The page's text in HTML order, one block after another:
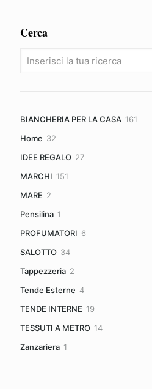
Cerca
BIANCHERIA PER LA CASA 161
Home 32
IDEE REGALO 2727
MARCHI 151
MARE 2
Pensilina 1
PROFUMATORI 6
SALOTTO 3434
Tappezzeria 2
Tende Esterne 44
TENDE INTERNE 1919
TESSUTI A METRO 1414
Zanzariera 1